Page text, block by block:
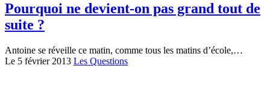
Pourquoi ne devient-on pas grand tout de
suite ?
Antoine se réveille ce matin, comme tous les matins d’école,…
Le 5 février 2013 Les Questions